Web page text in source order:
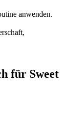
anwenden.
für Sweet